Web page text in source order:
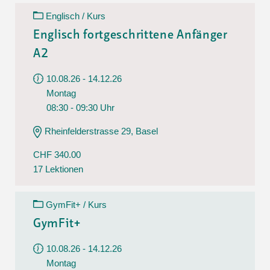
Englisch / Kurs
Englisch fortgeschrittene Anfänger
A2
10.08.26 - 14.12.26
Montag
08:30 - 09:30 Uhr
Rheinfelderstrasse 29, Basel
CHF 340.00
17 Lektionen
GymFit+ / Kurs
GymFit+
10.08.26 - 14.12.26
Montag